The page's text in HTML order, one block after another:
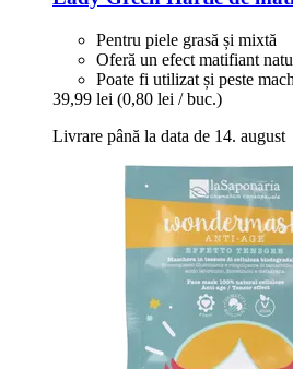
Pentru piele grasă și mixtă
Oferă un efect matifiant
Poate fi utilizat și peste
39,99 lei (0,80 lei / buc.)
Livrare până la data de 14. august